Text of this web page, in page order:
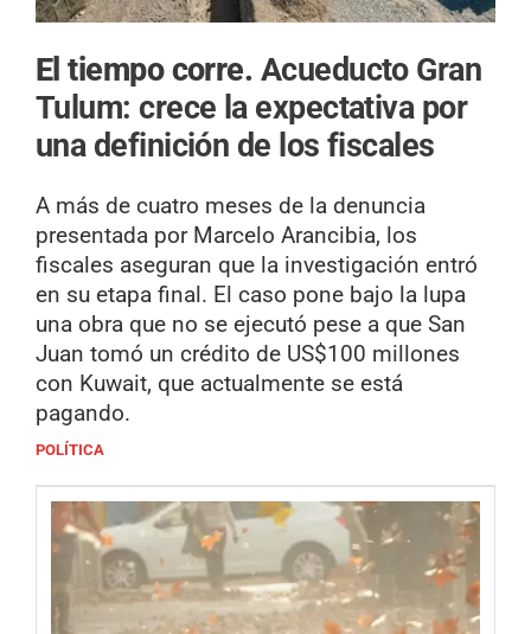
El tiempo corre. Acueducto Gran
Tulum: crece la expectativa por
una definición de los fiscales
A más de cuatro meses de la denuncia
presentada por Marcelo Arancibia, los
fiscales aseguran que la investigación entró
en su etapa final. El caso pone bajo la lupa
una obra que no se ejecutó pese a que San
Juan tomó un crédito de US$100 millones
con Kuwait, que actualmente se está
pagando.
POLÍTICA